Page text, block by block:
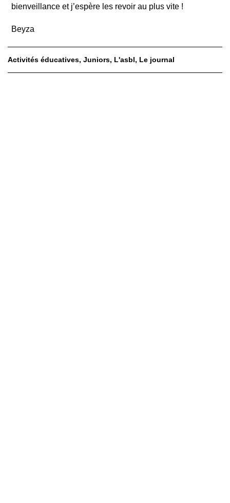
bienveillance et j’espère les revoir au plus vite !
Beyza
Activités éducatives Juniors L'asbl Le journal